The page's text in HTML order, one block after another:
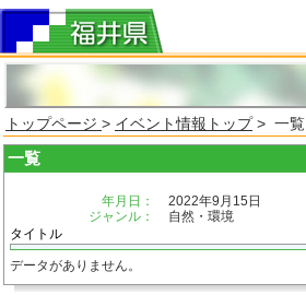
トップページ > イベント情報トップ> 一覧
一覧
年月日：
2022年9月15日
ジャンル：
自然・環境
タイトル
データがありません。